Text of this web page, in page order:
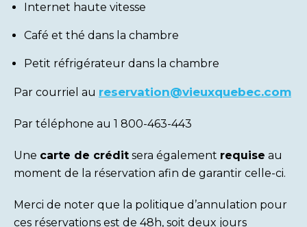
Internet haute vitesse
Café et thé dans la chambre
Petit réfrigérateur dans la chambre
Par courriel au reservation@vieuxquebec.com
Par téléphone au 1 800-463-443
Une carte de crédit sera également requise au
moment de la réservation afin de garantir celle-ci.
Merci de noter que la politique d’annulation pour
ces réservations est de 48h, soit deux jours